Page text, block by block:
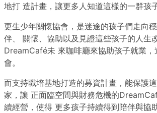
地打 造計畫，讓更多人知道這樣的一群孩
更生少年關懷協會，是迷途的孩子們走向
伴、 關懷、協助以及見證這些孩子的人生
DreamCafé未 來咖啡廳來協助孩子就業，
會。
而支持職培基地打造的募資計畫，能保護
家，讓 正面臨空間與財務危機的
續經營，使得 更多孩子持續得到陪伴與協助